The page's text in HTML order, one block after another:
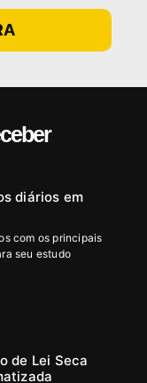
diários em
com os principais
seu estudo
de Lei Seca